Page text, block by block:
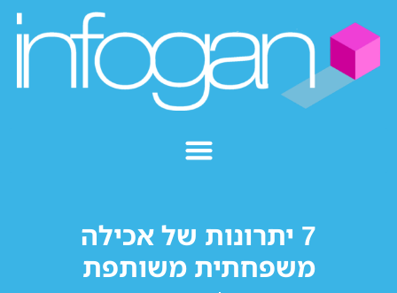
7 יתרונות של אכילה
משפחתית משותפת